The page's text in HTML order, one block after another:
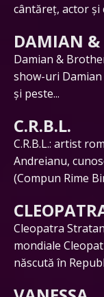
cântăreț, actor și
DAMIAN &
Damian &
show-uri
și peste...
C.R.B.L.
C.R.B.L.: artist
Andreianu,
(Compun Rime
Cleopatra
mondiale
născută în